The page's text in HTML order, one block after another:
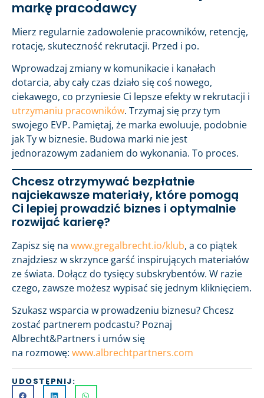
markę pracodawcy
Mierz regularnie zadowolenie pracowników, retencję,
rotację, skuteczność rekrutacji. Przed i po.
Wprowadzaj zmiany w komunikacie i kanałach
dotarcia, aby cały czas działo się coś nowego,
ciekawego, co przyniesie Ci lepsze efekty w rekrutacji i
utrzymaniu pracowników. Trzymaj się przy tym
swojego EVP. Pamiętaj, że marka ewoluuje, podobnie
jak Ty w biznesie. Budowa marki nie jest
jednorazowym zadaniem do wykonania. To proces.
Chcesz otrzymywać bezpłatnie
najciekawsze materiały, które pomogą
Ci lepiej prowadzić biznes i optymalnie
rozwijać karierę?
Zapisz się na www.gregalbrecht.io/klub, a co piątek
znajdziesz w skrzynce garść inspirujących materiałów
ze świata. Dołącz do tysięcy subskrybentów. W razie
czego, zawsze możesz wypisać się jednym kliknięciem.
Szukasz wsparcia w prowadzeniu biznesu? Chcesz
zostać partnerem podcastu? Poznaj
Albrecht&Partners i umów się
na rozmowę: www.albrechtpartners.com
UDOSTĘPNIJ: